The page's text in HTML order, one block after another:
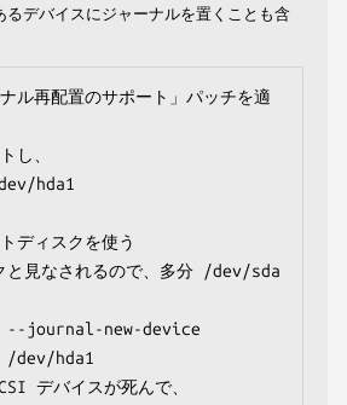
デバイスにジャーナルを置くことも含
ル再配置のサポート」パッチを適
し、
hda1
ディスクを使う
と見なされるので、多分 /dev/sda
journal-new-device
hda1
デバイスが死んで、